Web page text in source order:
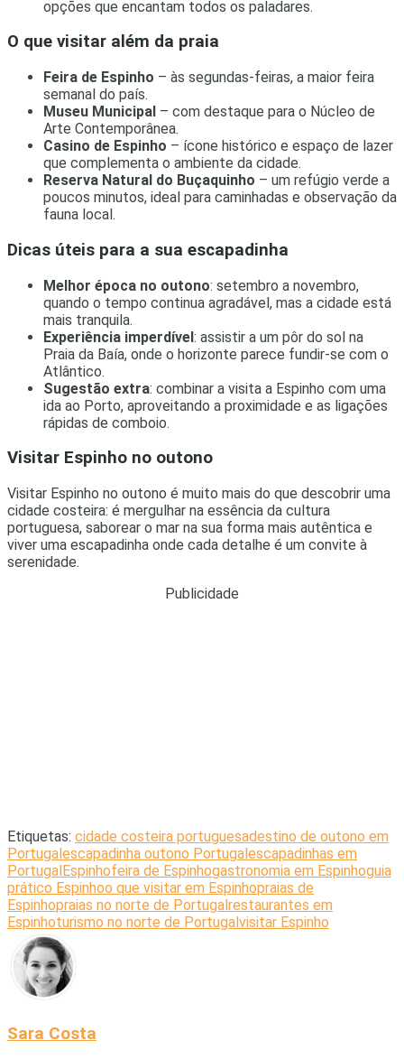
opções que encantam todos os paladares.
O que visitar além da praia
Feira de Espinho – às segundas-feiras, a maior feira
semanal do país.
Museu Municipal – com destaque para o Núcleo de
Arte Contemporânea.
Casino de Espinho – ícone histórico e espaço de lazer
que complementa o ambiente da cidade.
Reserva Natural do Buçaquinho – um refúgio verde a
poucos minutos, ideal para caminhadas e observação da
fauna local.
Dicas úteis para a sua escapadinha
Melhor época no outono: setembro a novembro,
quando o tempo continua agradável, mas a cidade está
mais tranquila.
Experiência imperdível: assistir a um pôr do sol na
Praia da Baía, onde o horizonte parece fundir-se com o
Atlântico.
Sugestão extra: combinar a visita a Espinho com uma
ida ao Porto, aproveitando a proximidade e as ligações
rápidas de comboio.
Visitar Espinho no outono
Visitar Espinho no outono é muito mais do que descobrir uma
cidade costeira: é mergulhar na essência da cultura
portuguesa, saborear o mar na sua forma mais autêntica e
viver uma escapadinha onde cada detalhe é um convite à
serenidade.
Publicidade
Etiquetas: cidade costeira portuguesadestino de outono em
Portugalescapadinha outono Portugalescapadinhas em
PortugalEspinhofeira de Espinhogastronomia em Espinhoguia
prático Espinhoo que visitar em Espinhopraias de
Espinhopraias no norte de Portugalrestaurantes em
Espinhoturismo no norte de Portugalvisitar Espinho
Sara Costa